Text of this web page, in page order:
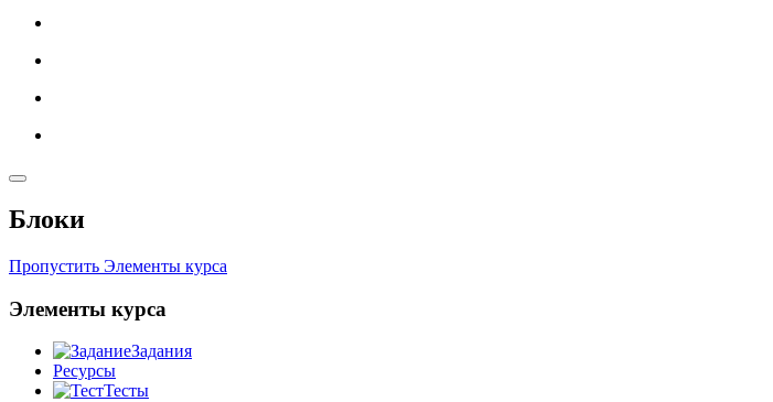
Блоки
Пропустить Элементы курса
Элементы курса
Задания
Ресурсы
Тесты